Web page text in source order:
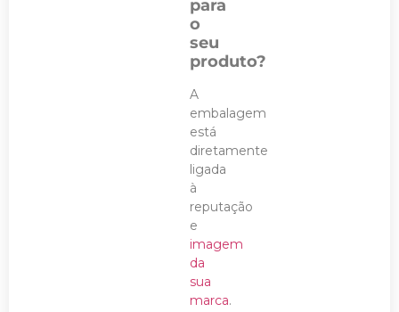
para
o
seu
produto?
A
embalagem
está
diretamente
ligada
à
reputação
e
imagem
da
sua
marca.